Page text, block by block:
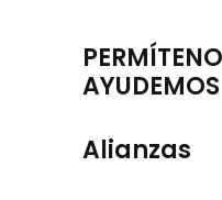
AYUDEMOS
Alianzas